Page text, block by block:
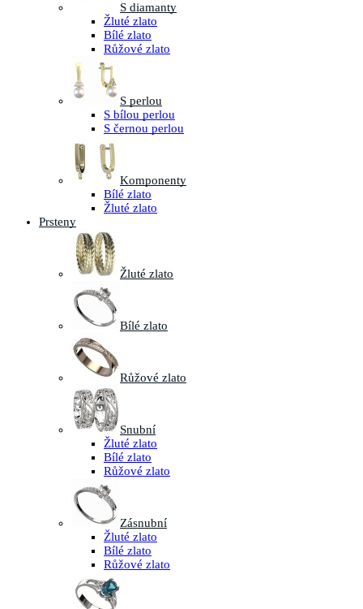
S diamanty
Žluté zlato
Bílé zlato
Růžové zlato
S perlou
S bílou perlou
S černou perlou
Komponenty
Bílé zlato
Žluté zlato
Prsteny
Žluté zlato
Bílé zlato
Růžové zlato
Snubní
Žluté zlato
Bílé zlato
Růžové zlato
Zásnubní
Žluté zlato
Bílé zlato
Růžové zlato